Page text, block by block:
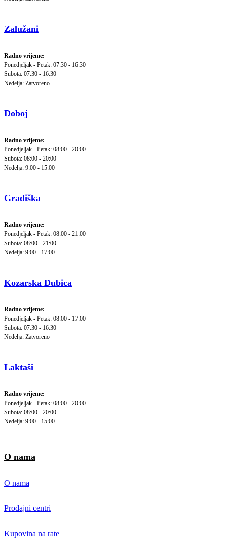
Zalužani
Radno vrijeme:
Ponedjeljak - Petak: 07:30 - 16:30
Subota: 07:30 - 16:30
Nedelja: Zatvoreno
Doboj
Radno vrijeme:
Ponedjeljak - Petak: 08:00 - 20:00
Subota: 08:00 - 20:00
Nedelja: 9:00 - 15:00
Gradiška
Radno vrijeme:
Ponedjeljak - Petak: 08:00 - 21:00
Subota: 08:00 - 21:00
Nedelja: 9:00 - 17:00
Kozarska Dubica
Radno vrijeme:
Ponedjeljak - Petak: 08:00 - 17:00
Subota: 07:30 - 16:30
Nedelja: Zatvoreno
Laktaši
Radno vrijeme:
Ponedjeljak - Petak: 08:00 - 20:00
Subota: 08:00 - 20:00
Nedelja: 9:00 - 15:00
O nama
O nama
Prodajni centri
Kupovina na rate